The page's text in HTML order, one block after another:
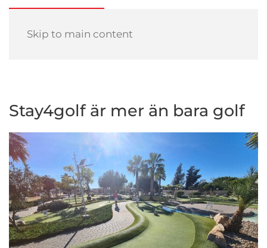
Skip to main content
Stay4golf är mer än bara golf